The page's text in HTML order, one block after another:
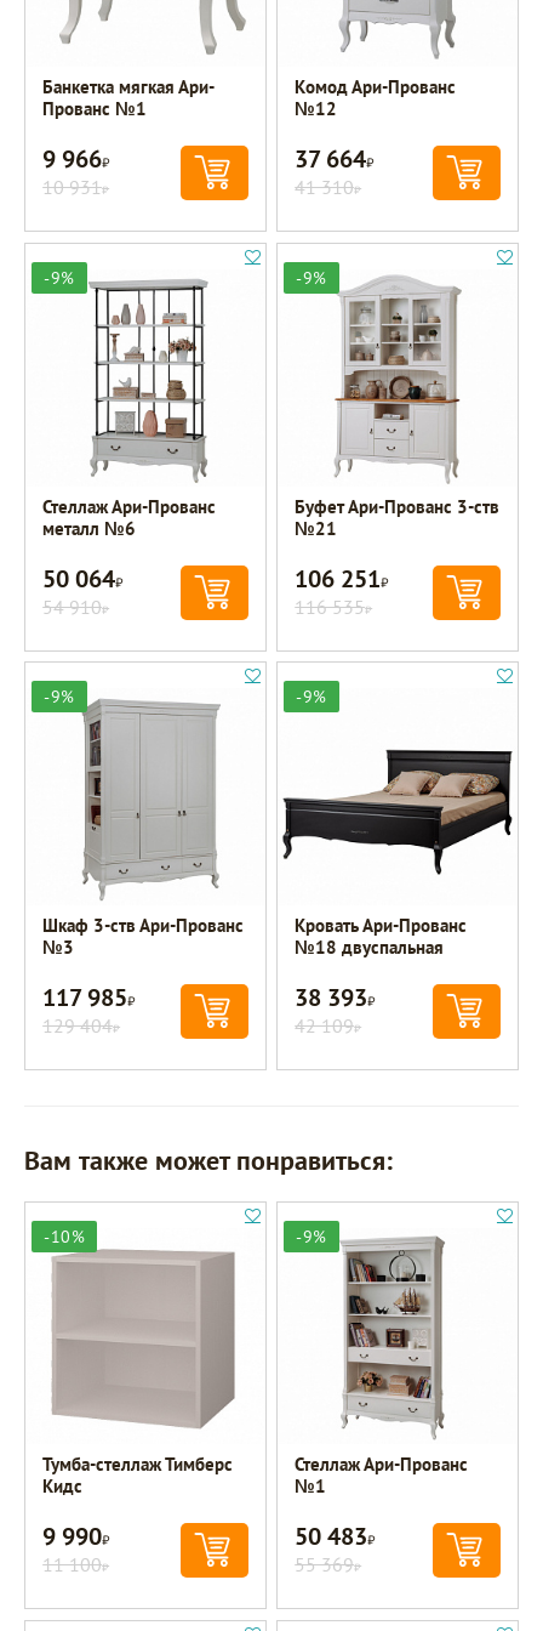
Банкетка мягкая Ари-
Прованс №1
9 966Р
10 931Р
Комод Ари-Прованс
№12
37 664Р
41 310Р
-9%
Стеллаж Ари-Прованс
металл №6
50 064Р
54 910Р
-9%
Буфет Ари-Прованс 3-ств
№21
106 251Р
116 535Р
-9%
Шкаф 3-ств Ари-Прованс
№3
117 985Р
129 404Р
-9%
Кровать Ари-Прованс
№18 двуспальная
38 393Р
42 109Р
Вам также может понравиться:
-10%
Тумба-стеллаж Тимберс
Кидс
9 990Р
11 100Р
-9%
Стеллаж Ари-Прованс
№1
50 483Р
55 369Р